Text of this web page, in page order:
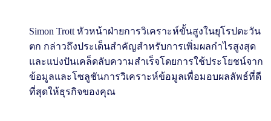
Simon Trott หัวหน้าฝ่ายการวิเคราะห์ขั้นสูงในยุโรปตะวัน
ตก กล่าวถึงประเด็นสำคัญสำหรับการเพิ่มผลกำไรสูงสุด
และแบ่งปันเคล็ดลับความสำเร็จโดยการใช้ประโยชน์จาก
ข้อมูลและโซลูชันการวิเคราะห์ข้อมูลเพื่อมอบผลลัพธ์ที่ดี
ที่สุดให้ธุรกิจของคุณ